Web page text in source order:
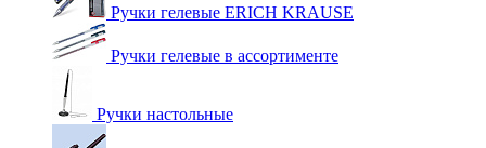
Ручки гелевые ERICH KRAUSE
Ручки гелевые в ассортименте
Ручки настольные